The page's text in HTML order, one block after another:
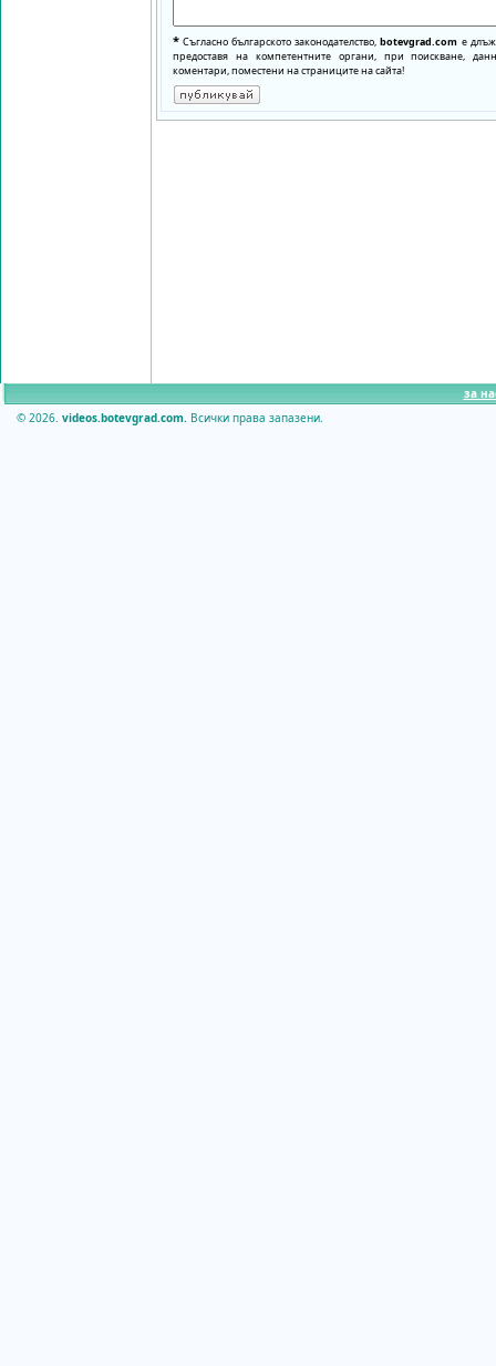
* Съгласно българското законодателство,botevgrad.com е
предоставя на компетентните органи, при поискване,
коментари, поместени на страниците на сайта!
за
© 2026. videos.botevgrad.com. Всички права запазени.